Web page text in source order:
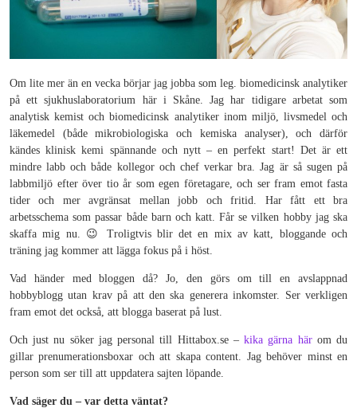
Om lite mer än en vecka börjar jag jobba som leg. biomedicinsk analytiker
på ett sjukhuslaboratorium här i Skåne. Jag har tidigare arbetat som
analytisk kemist och biomedicinsk analytiker inom miljö, livsmedel och
läkemedel (både mikrobiologiska och kemiska analyser), och därför
kändes klinisk kemi spännande och nytt – en perfekt start! Det är ett
mindre labb och både kollegor och chef verkar bra. Jag är så sugen på
labbmiljö efter över tio år som egen företagare, och ser fram emot fasta
tider och mer avgränsat mellan jobb och fritid. Har fått ett bra
arbetsschema som passar både barn och katt. Får se vilken hobby jag ska
skaffa mig nu. 😉 Troligtvis blir det en mix av katt, bloggande och
träning jag kommer att lägga fokus på i höst.
Vad händer med bloggen då? Jo, den görs om till en avslappnad
hobbyblogg utan krav på att den ska generera inkomster. Ser verkligen
fram emot det också, att blogga baserat på lust.
Och just nu söker jag personal till Hittabox.se –kika gärna härom du
gillar prenumerationsboxar och att skapa content. Jag behöver minst en
person som ser till att uppdatera sajten löpande.
Vad säger du – var detta väntat?